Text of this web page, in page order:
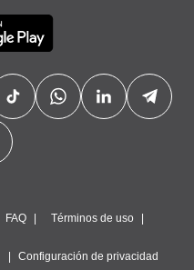
FAQ Términos de uso
Configuración de privacidad